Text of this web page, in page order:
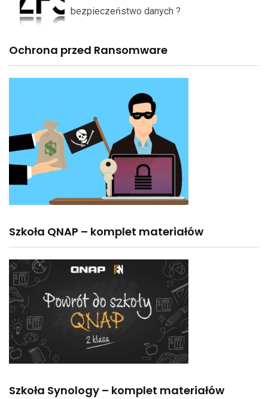
bezpieczeństwo danych ?
Ochrona przed Ransomware
Szkoła QNAP – komplet materiałów
Szkoła Synology – komplet materiałów